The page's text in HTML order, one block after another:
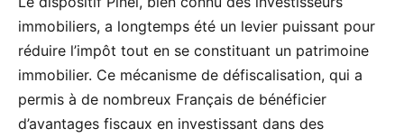
immobiliers, a longtemps été un levier puissant pour
réduire l’impôt tout en se constituant un patrimoine
immobilier. Ce mécanisme de défiscalisation, qui a
permis à de nombreux Français de bénéficier
d’avantages fiscaux en investissant dans des